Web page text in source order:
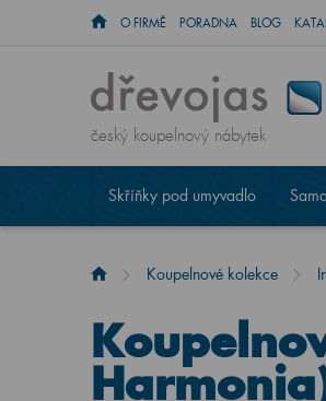
O FIRMĚ PORADNA BLOG
český koupelnový nábytek
Skříňky pod umyvadlo
Koupelnové kolekce